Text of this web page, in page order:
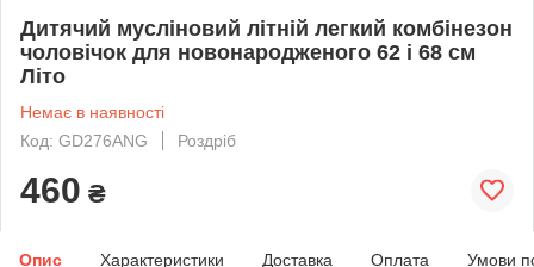
Дитячий мусліновий літній легкий комбінезон
чоловічок для новонародженого 62 і 68 см
Літо
Немає в наявності
Код: GD276ANG
Роздріб
460 ₴
Опис Характеристики Доставка Оплата Умови